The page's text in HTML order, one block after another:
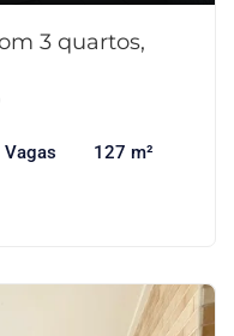
3 quartos,
Vagas 127 m²